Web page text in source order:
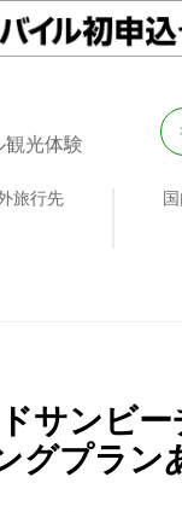
光体験
旅行先
サンビ
グプラン